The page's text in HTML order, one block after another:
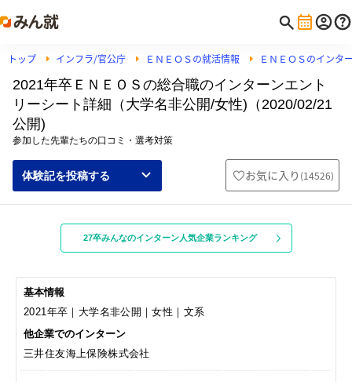
トップ インフラ/官公庁 ＥＮＥＯＳの就活情報 ＥＮＥＯＳのインタ
2021年卒ＥＮＥＯＳの総合職のインターンエント
リーシート詳細（大学名非公開/女性)（2020/02/21
公開)
参加した先輩たちの口コミ・選考対策
体験記を投稿する お気に入り (14526)
27卒みんなのインターン人気企業ランキング
基本情報
2021年卒｜大学名非公開｜女性｜文系
他企業でのインターン
三井住友海上保険株式会社